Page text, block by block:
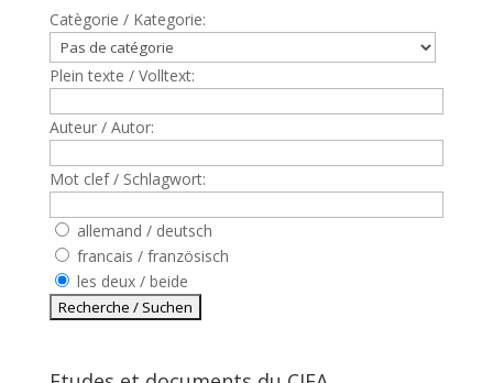
Catègorie / Kategorie:
Plein texte / Volltext:
Auteur / Autor:
Mot clef / Schlagwort:
allemand / deutsch
francais / französisch
les deux / beide